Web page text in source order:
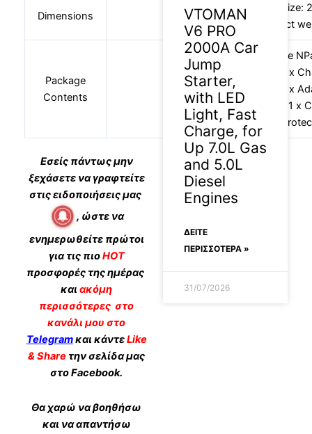
Dimensions
Product size:
Product
Package
Contents
1 x N-one
1 x
1 x
1 x
1 x
Εσείς πάντως μην
ξεχάσετε να γραφτείτε
στις ειδοποιήσεις μας
, ώστε να
ενημερωθείτε πρώτοι
για τις πιοHOT
προσφορές της ημέρας
καιακόμη
περισσότερες στο
κανάλι μου στο
Telegramκαι κάντεLike
& Share την σελίδα μας
στο Facebook.
Θα χαρώ να βοηθήσω
και να απαντήσω
VTOMAN
V6 PRO
2000A Car
Jump
Starter,
with LED
Light, Fast
Charge, for
Up 7.0L Gas
and 5.0L
Diesel
Engines
ΔΕΊΤΕ
ΠΕΡΙΣΣΟΤΕΡΑ »
31/07/2026